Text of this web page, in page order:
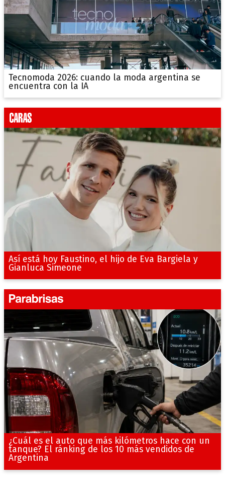
Tecnomoda 2026: cuando la moda argentina se
encuentra con la IA
Así está hoy Faustino, el hijo de Eva Bargiela y
Gianluca Simeone
¿Cuál es el auto que más kilómetros hace con un
tanque? El ránking de los 10 más vendidos de
Argentina